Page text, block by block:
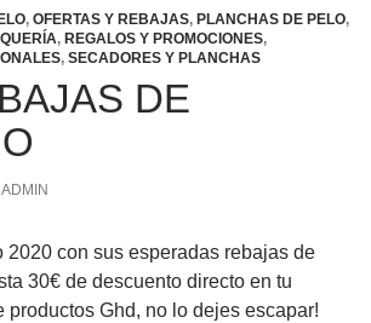
, OFERTAS Y REBAJAS, PLANCHAS DE PELO,
, REGALOS Y PROMOCIONES,
, SECADORES Y PLANCHAS
DE
ADMIN
2020 con sus esperadas rebajas de
30€ de descuento directo en tu
productos Ghd, no lo dejes escapar!